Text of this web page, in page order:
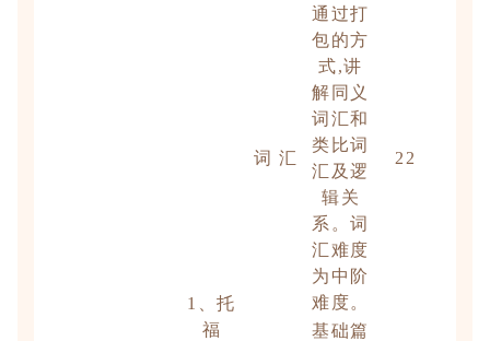
1、托
福
词 汇
通过打
包的方
式,讲
解同义
词汇和
类比词
汇及逻
辑关
系。词
汇难度
为中阶
难度。
22
基础篇